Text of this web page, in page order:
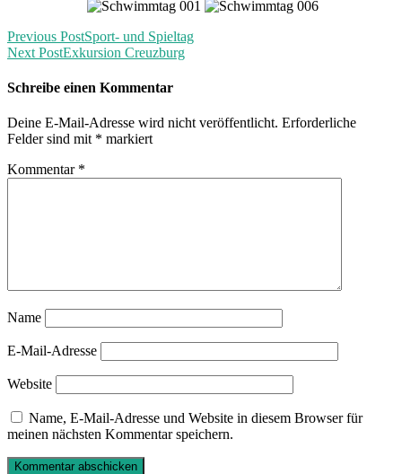
Previous PostSport- und Spieltag
Next PostExkursion Creuzburg
Schreibe einen Kommentar
Deine E-Mail-Adresse wird nicht veröffentlicht. Erforderliche
Felder sind mit * markiert
Kommentar *
Name
E-Mail-Adresse
Website
Name, E-Mail-Adresse und Website in diesem Browser für
meinen nächsten Kommentar speichern.